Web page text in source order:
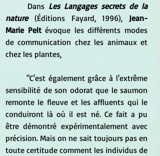
	Dans
Les Langages secrets de la
nature (Éditions Fayard, 1996), Jean-
Marie Pelt évoque les différents modes
de communication chez les animaux et
chez les plantes,
sensibilité de son odorat que le saumon
remonte le fleuve et les affluents qui le
conduiront là où il est né. Ce fait a pu
être démontré expérimentalement avec
précision. Mais on ne sait toujours pas en
toute certitude comment les individus de